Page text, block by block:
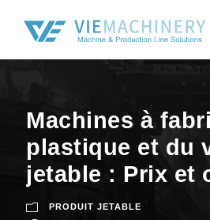
Machines à
plastique et du
jetable : Prix et
PRODUIT JETABLE